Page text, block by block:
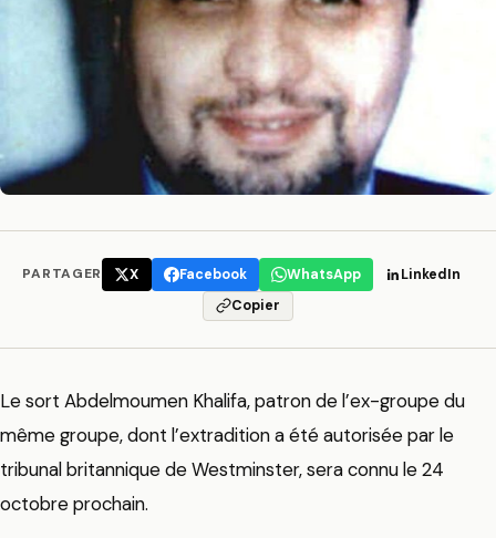
PARTAGER X Facebook WhatsApp
LinkedIn
Copier
Le sort Abdelmoumen Khalifa, patron de l’ex-groupe du
même groupe, dont l’extradition a été autorisée par le
tribunal britannique de Westminster, sera connu le 24
octobre prochain.